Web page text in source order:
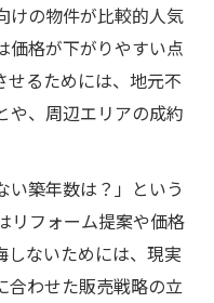
けの物件が比較的人気
価格が下がりやすい点
せるためには、地元不
や、周辺エリアの成約
い築年数は？」という
リフォーム提案や価格
しないためには、現実
合わせた販売戦略の立